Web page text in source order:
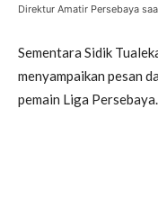
Direktur Amatir Persebaya
Sementara Sidik
menyampaikan pesan
pemain Liga Persebaya.